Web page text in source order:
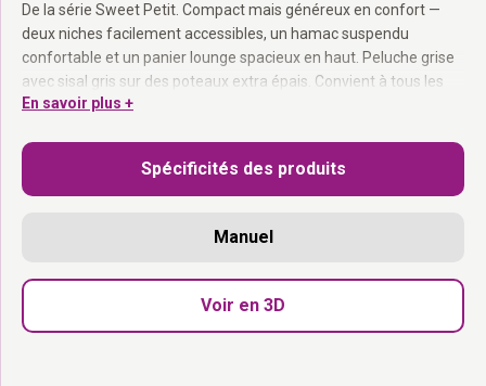
De la série Sweet Petit. Compact mais généreux en confort —
deux niches facilement accessibles, un hamac suspendu
confortable et un panier lounge spacieux en haut. Peluche grise
avec sisal gris sur des poteaux extra épais. Convient à tous les
chats.
Deux niches facilement accessibles :
la rêveuse et la Rebel.
Hamac suspendu + panier lounge en haut :Toujours une place
Poteaux extra épais avec peluche luxe :
Format compact :
En savoir plus +
Spécificités des produits
Manuel
Voir en 3D